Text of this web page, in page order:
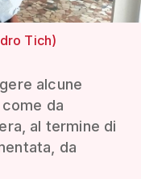
Tich)
alcune
da
al termine di
da